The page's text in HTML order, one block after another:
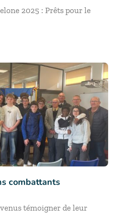
2025 : Prêts pour le
combattants
témoigner de leur